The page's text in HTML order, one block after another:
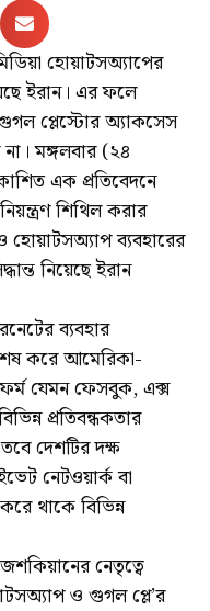
হোয়াটসঅ্যাপের
ইরান। এর ফলে
প্লেস্টোর অ্যাকসেস
মঙ্গলবার (২৪
এক প্রতিবেদনে
শিথিল করার
হোয়াটসঅ্যাপ ব্যবহারের
নিয়েছে ইরান
ব্যবহার
করে আমেরিকা-
যেমন ফেসবুক, এক্স
প্রতিবন্ধকতার
দেশটির দক্ষ
নেটওয়ার্ক বা
থাকে বিভিন্ন
নেতৃত্বে
ও গুগল প্লে’র